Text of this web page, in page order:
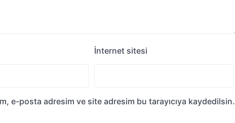
İnternet sitesi
e-posta adresim ve site adresim bu tarayıcıya kaydedilsin.